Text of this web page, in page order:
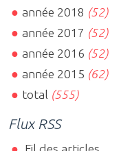
année 2018 (52)
année 2017 (52)
année 2016 (52)
année 2015 (62)
total (555)
Flux RSS